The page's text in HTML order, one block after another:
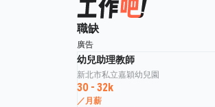
職缺
廣告
幼兒助理教師
新北市私立嘉穎幼兒園
30 - 32k
／月薪